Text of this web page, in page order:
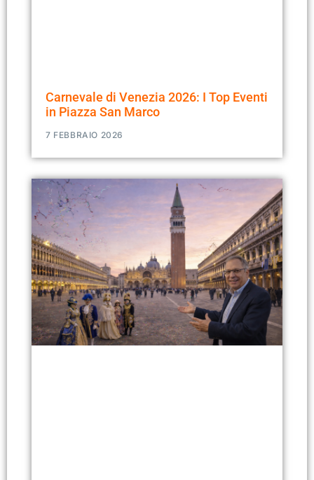
Carnevale di Venezia 2026: I Top Eventi
in Piazza San Marco
7 FEBBRAIO 2026